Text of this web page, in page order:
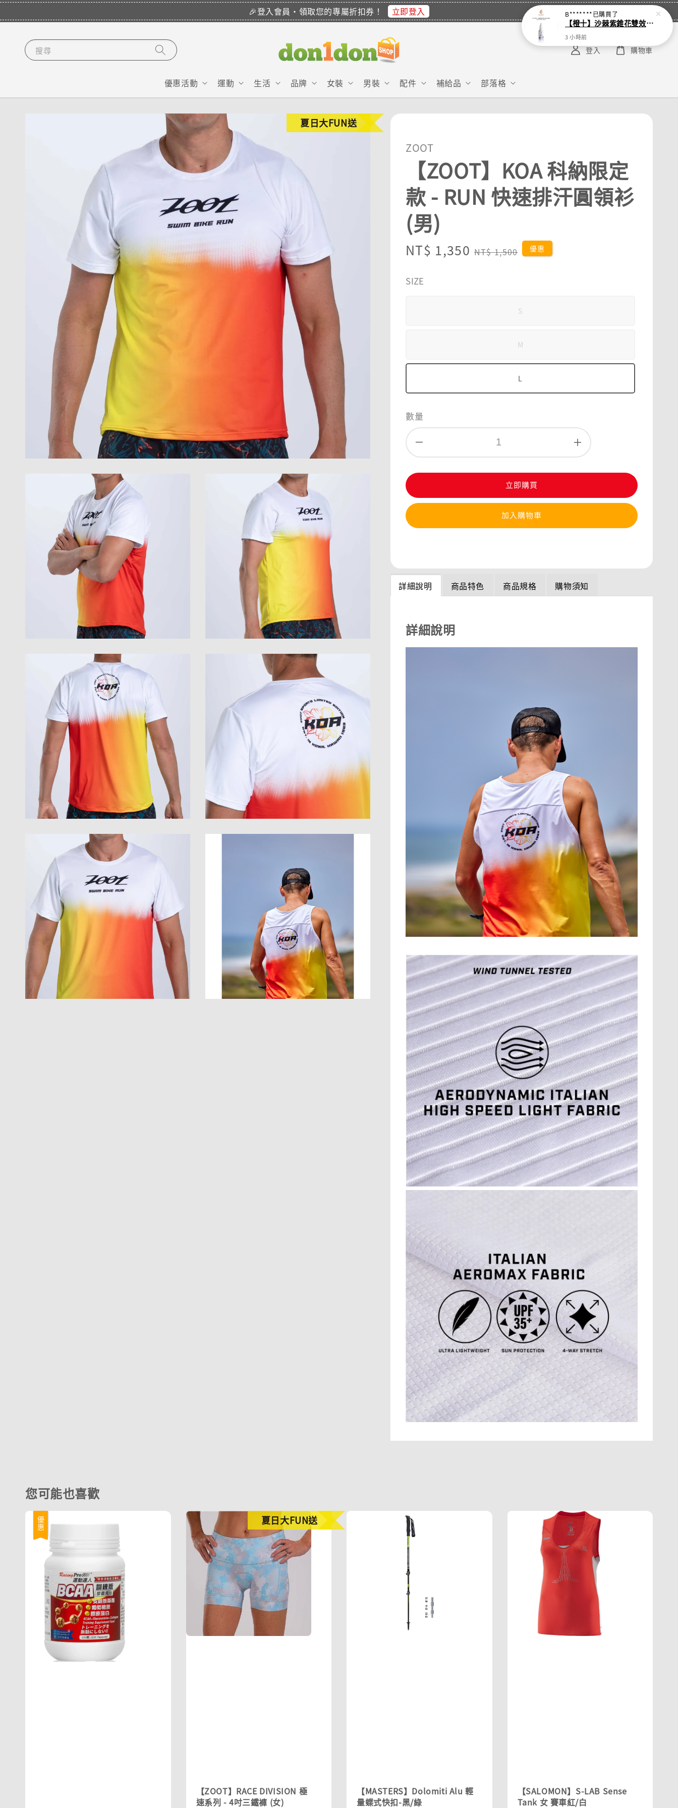
🎉登入會員・領取您的專屬折扣券！ 立即登入
搜尋
優惠活動 運動 生活 品牌 女裝 男裝 配件 補給品 部落格
登入 購物車
夏日大FUN送
ZOOT
【ZOOT】KOA 科納限定
款 - RUN 快速排汗圓領衫
(男)
Sale
NT$ 1,350 Regular
NT$ 1,500 優惠
SIZE
S
M
L
數量
立即購買
加入購物車
詳細說明 商品特色 商品規格 購物須知
詳細說明
您可能也喜歡
優惠 夏日大FUN送
【ZOOT】RACE DIVISION 極
速系列 - 4吋三鐵褲 (女)
【MASTERS】Dolomiti Alu 輕
量蝶式快扣-黑/綠
【SALOMON】S-LAB Sense
Tank 女 賽車紅/白
B*******已購買了
【橙十】沙棘紫錐花雙效複方潤喉噴劑50ml 涼感加強版 新配方
3 小時前